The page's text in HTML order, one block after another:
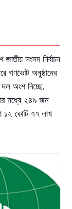
সংসদ নির্বাচন
গণভোট অনুষ্ঠানের
অংশ নিচ্ছে,
মধ্যে ২৪৯ জন
১২ কোটি ৭৭ লাখ